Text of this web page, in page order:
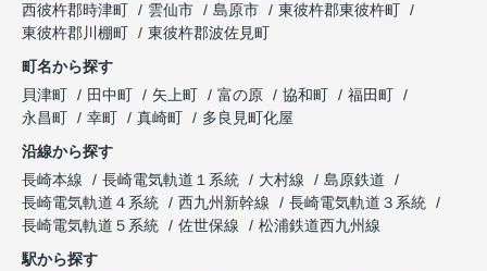
西彼杵郡時津町
雲仙市 島原市
東彼杵郡東彼杵町
東彼杵郡川棚町
東彼杵郡波佐見町
町名から探す
貝津町
田中町 矢上町 富の原 協和町
福田町
永昌町
幸町 真崎町
多良見町化屋
沿線から探す
長崎本線
長崎電気軌道１系統 大村線
島原鉄道
長崎電気軌道４系統
西九州新幹線
長崎電気軌道３系統
長崎電気軌道５系統
佐世保線
松浦鉄道西九州線
駅から探す